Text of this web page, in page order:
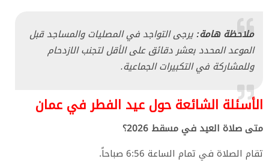
ملاحظة هامة:يرجى التواجد في المصليات والمساجد قبل
الموعد المحدد بعشر دقائق على الأقل لتجنب الازدحام
وللمشاركة في التكبيرات الجماعية.
الأسئلة الشائعة حول عيد الفطر في عمان
متى صلاة العيد في مسقط 2026؟
تقام الصلاة في تمام الساعة 6:56 صباحاً.